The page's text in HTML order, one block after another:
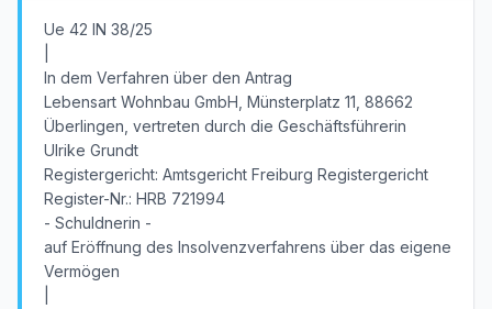
Ue 42 IN 38/25
In dem Verfahren über den Antrag
Lebensart Wohnbau GmbH, Münsterplatz 11, 88662
Überlingen, vertreten durch die Geschäftsführerin
Ulrike Grundt
Registergericht: Amtsgericht Freiburg Registergericht
Register-Nr.: HRB 721994
- Schuldnerin -
auf Eröffnung des Insolvenzverfahrens über das eigene
Vermögen